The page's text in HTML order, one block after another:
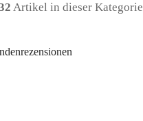
Artikel in dieser Kategorie